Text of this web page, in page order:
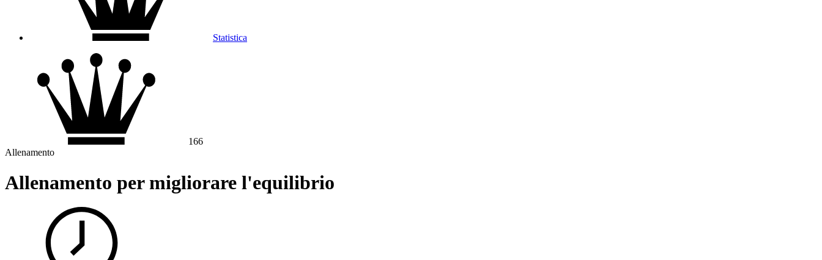
Statistica
166
Allenamento
Allenamento per migliorare l'equilibrio